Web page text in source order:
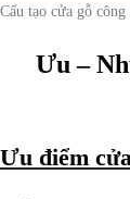
Cấu tạo cửa gỗ
Ưu –
Ưu điểm